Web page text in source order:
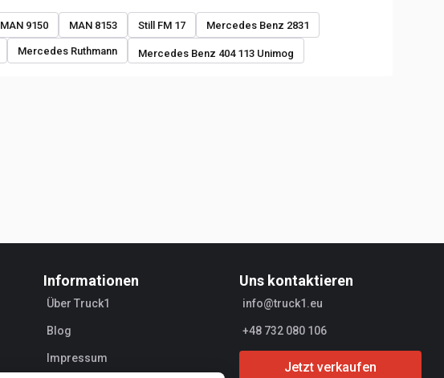
MAN 9150 MAN 8153 Still FM 17 Mercedes Benz 2831
Mercedes Ruthmann Mercedes Benz 404 113 Unimog
Informationen
Über Truck1
Blog
Impressum
Uns kontaktieren
info@truck1.eu
+48 732 080 106
Jetzt verkaufen